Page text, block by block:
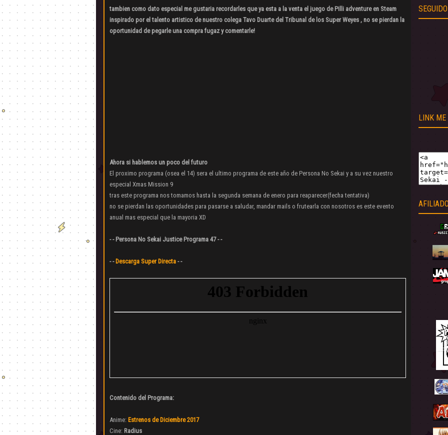
tambien como dato especial me gustaria recordarles que ya esta a la venta el juego de Pilli adventure en Steam
inspirado por el talento artistico de nuestro colega Tavo Duarte del Tribunal de los Super Weyes , no se pierdan la
oportunidad de pegarle una compra fugaz y comentarle!
Ahora si hablemos un poco del futuro
El proximo programa (osea el 14) sera el ultimo programa de este año de Persona No Sekai y a su vez nuestro
especial Xmas Mission 9
tras este programa nos tomamos hasta la segunda semana de enero para reaparecer(fecha tentativa)
no se pierdan las oportunidades para pasarse a saludar, mandar mails o frutearla con nosotros es este evento
anual mas especial que la mayoria XD
- - Persona No Sekai Justice Programa 47 - -
- - Descarga Super Directa - -
Contenido del Programa:
Anime: Estrenos de Diciembre 2017
Cine: Radius
LINK ME